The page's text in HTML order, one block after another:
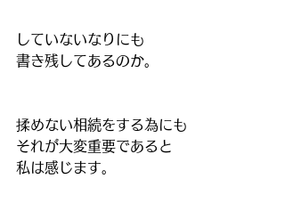
していないなりにも
書き残してあるのか。
揉めない相続をする為にも
それが大変重要であると
私は感じます。